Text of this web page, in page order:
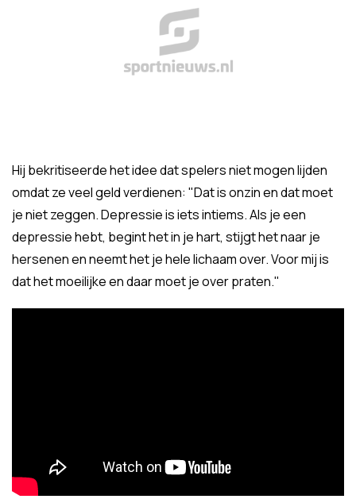
Hij bekritiseerde het idee dat spelers niet mogen lijden
omdat ze veel geld verdienen: "Dat is onzin en dat moet
je niet zeggen. Depressie is iets intiems. Als je een
depressie hebt, begint het in je hart, stijgt het naar je
hersenen en neemt het je hele lichaam over. Voor mij is
dat het moeilijke en daar moet je over praten."